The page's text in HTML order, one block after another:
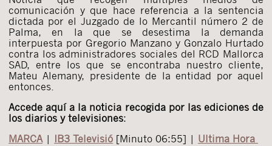
comunicación y que hace referencia a la sentencia
dictada por el Juzgado de lo Mercantil número 2 de
Palma, en la que se desestima la demanda
interpuesta por Gregorio Manzano y Gonzalo Hurtado
contra los administradores sociales del RCD Mallorca
SAD, entre los que se encontraba nuestro cliente,
Mateu Alemany, presidente de la entidad por aquel
entonces.
Accede aquí a la noticia recogida por las ediciones de
los diarios y televisiones:
MARCA| IB3 Televisió [Minuto 06:55] | Ultima Hora